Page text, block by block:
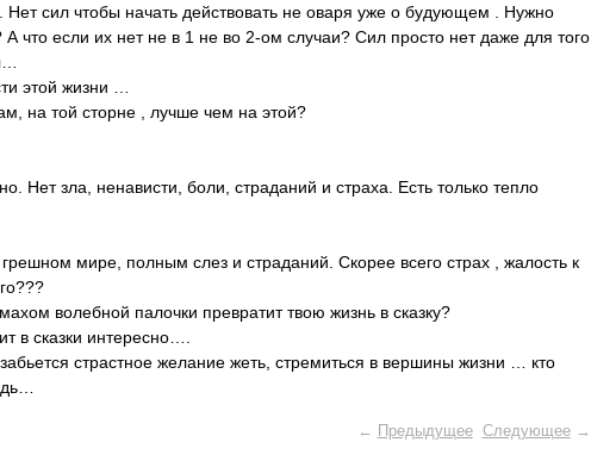
Нет сил чтобы начать действовать не оваря уже о будующем . Нужно
что если их нет не в 1 не во 2-ом случаи? Сил просто нет даже для того
этой жизни …
на той сторне , лучше чем на этой?
Нет зла, ненависти, боли, страданий и страха. Есть только тепло
мире, полным слез и страданий. Скорее всего страх , жалость к
волебной палочки превратит твою жизнь в сказку?
в сказки интересно….
страстное желание жеть, стремиться в вершины жизни … кто
← Предыдущее Следующее→